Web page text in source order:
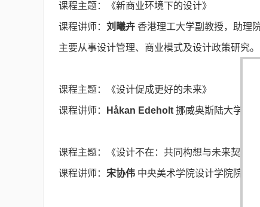
课程主题：《新商业环境下的设计》
课程讲师： 刘曦卉 香港理工大学副教授，助理
主要从事设计管理、商业模式及设计政策研究。
课程主题：《设计促成更好的未来》
课程讲师： Håkan Edeholt 挪威奥斯陆大学建
课程主题：《设计不在：共同构想与未来契约》
课程讲师： 宋协伟 中央美术学院设计学院院长